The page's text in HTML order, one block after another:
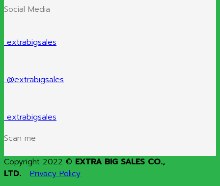
Social Media
extrabigsales
@extrabigsales
extrabigsales
Scan me
Copyright 2022 © EXTRA BIG SALES CO.,
LTD.
Privacy Policy